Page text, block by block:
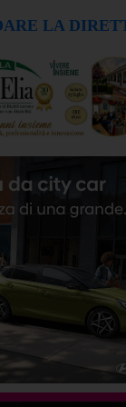
LA